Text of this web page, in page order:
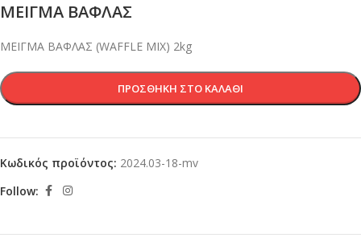
ΜΕΙΓΜΑ ΒΑΦΛΑΣ
ΜΕΙΓΜΑ ΒΑΦΛΑΣ (WAFFLE MIX) 2kg
ΠΡΟΣΘΉΚΗ ΣΤΟ ΚΑΛΆΘΙ
Κωδικός προϊόντος: 2024.03-18-mv
Follow: